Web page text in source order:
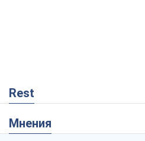
Rest
Мнения